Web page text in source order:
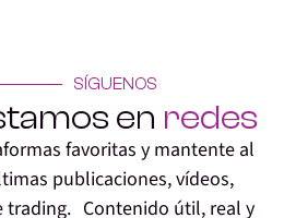
SÍGUENOS
en redes
favoritas y mantente al
publicaciones, vídeos,
trading. Contenido útil, real y